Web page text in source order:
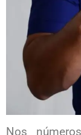
Nos